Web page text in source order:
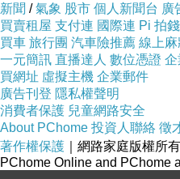
新聞 /氣象 股市 個人新聞台 廣
買賣租屋 支付連 國際連 Pi 拍
買車 旅行團 汽車險推薦 線上麻
一元簡訊 直播達人 數位憑證 企
買網址 虛擬主機 企業郵件
廣告刊登 隱私權聲明
消費者保護 兒童網路安全
About PChome 投資人聯絡 徵
著作權保護 ｜網路家庭版權所
PChome Online and PChome